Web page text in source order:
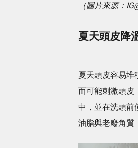
（圖片來源：
夏天頭皮降
夏天頭皮容易堆
而可能刺激頭皮
中，並在洗頭前
油脂與老廢角質